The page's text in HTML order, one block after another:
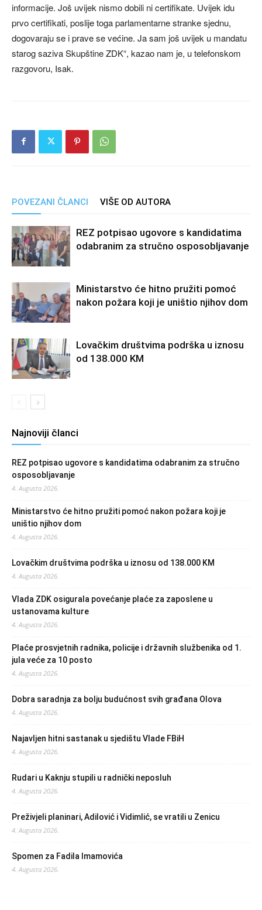
informacije. Još uvijek nismo dobili ni certifikate. Uvijek idu
prvo certifikati, poslije toga parlamentarne stranke sjednu,
dogovaraju se i prave se većine. Ja sam još uvijek u mandatu
starog saziva Skupštine ZDK“, kazao nam je, u telefonskom
razgovoru, Isak.
POVEZANI ČLANCI VIŠE OD AUTORA
REZ potpisao ugovore s kandidatima
odabranim za stručno osposobljavanje
Ministarstvo će hitno pružiti pomoć
nakon požara koji je uništio njihov dom
Lovačkim društvima podrška u iznosu
od 138.000 KM
Najnoviji članci
REZ potpisao ugovore s kandidatima odabranim za stručno
osposobljavanje
4. Augusta 2026.
Ministarstvo će hitno pružiti pomoć nakon požara koji je
uništio njihov dom
4. Augusta 2026.
Lovačkim društvima podrška u iznosu od 138.000 KM
4. Augusta 2026.
Vlada ZDK osigurala povećanje plaće za zaposlene u
ustanovama kulture
4. Augusta 2026.
Plaće prosvjetnih radnika, policije i državnih službenika od 1.
jula veće za 10 posto
4. Augusta 2026.
Dobra saradnja za bolju budućnost svih građana Olova
4. Augusta 2026.
Najavljen hitni sastanak u sjedištu Vlade FBiH
4. Augusta 2026.
Rudari u Kaknju stupili u radnički neposluh
4. Augusta 2026.
Preživjeli planinari, Adilović i Vidimlić, se vratili u Zenicu
4. Augusta 2026.
Spomen za Fadila Imamovića
4. Augusta 2026.